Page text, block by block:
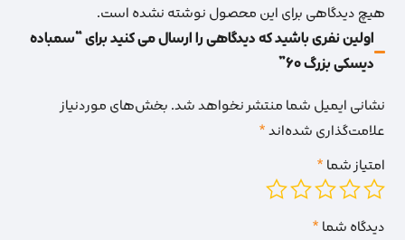
هیچ دیدگاهی برای این محصول نوشته نشده است.
اولین نفری باشید که دیدگاهی را ارسال می کنید برای “سمباده
دیسکی بزرگ 60”
نشانی ایمیل شما منتشر نخواهد شد.بخش‌های موردنیاز
علامت‌گذاری شده‌اند*
امتیاز شما*
دیدگاه شما*